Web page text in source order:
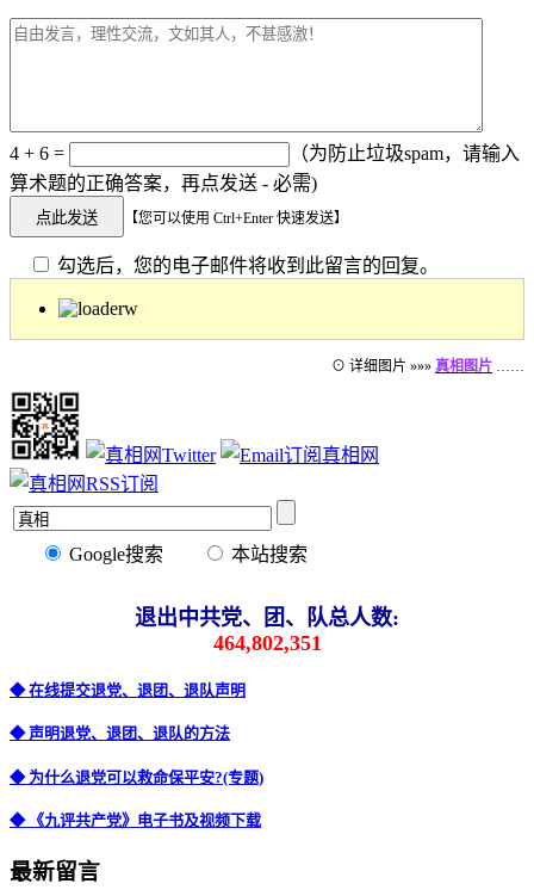
4 + 6 =
（为防止垃圾spam，请输入
算术题的正确答案，再点发送 - 必需)
【您可以使用 Ctrl+Enter 快速发送】
勾选后，您的电子邮件将收到此留言的回复。
⊙ 详细图片 »»» 真相图片 ……
Google搜索 本站搜索
退出中共党、团、队总人数:
464,802,351
◆ 在线提交退党、退团、退队声明
◆ 声明退党、退团、退队的方法
◆ 为什么退党可以救命保平安?(专题)
◆ 《九评共产党》电子书及视频下载
最新留言